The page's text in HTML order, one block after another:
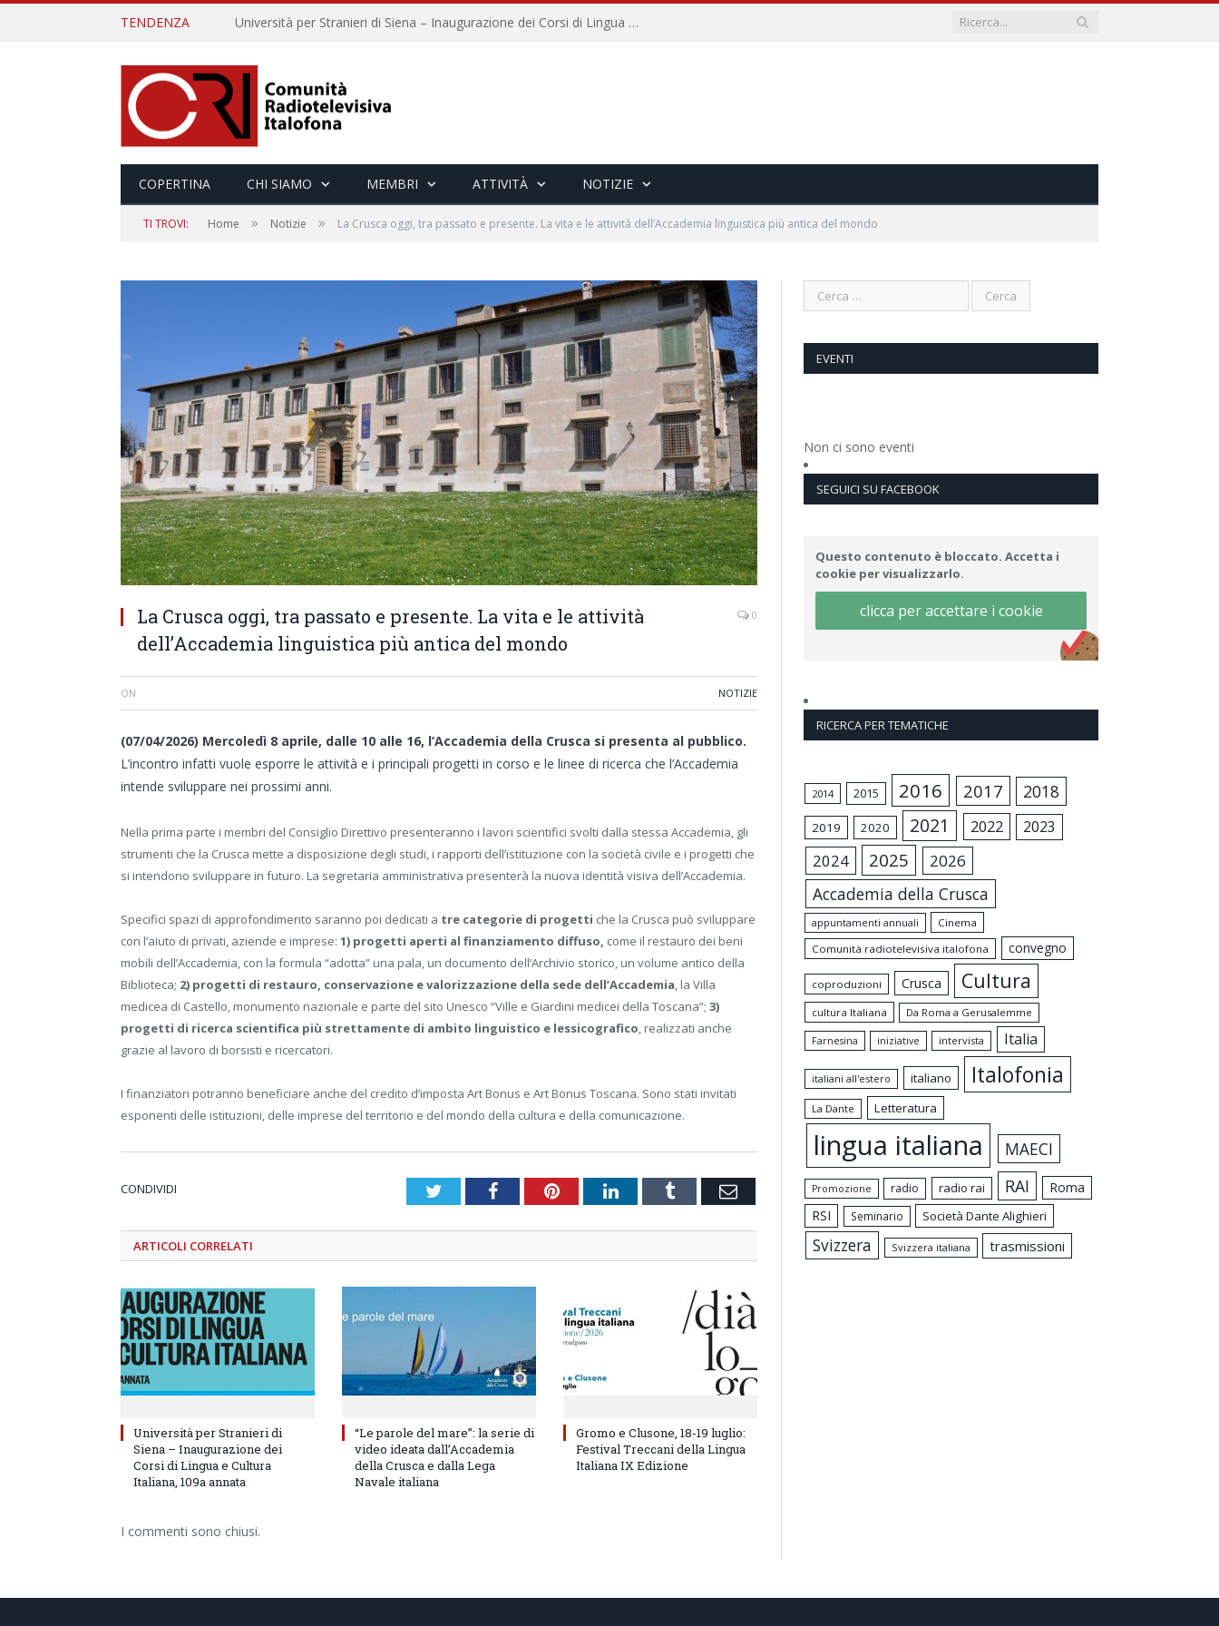
TENDENZA Università per Stranieri di Siena – Inaugurazione dei Corsi di Lingua e Cultura Italiana, 109a annata
COPERTINA CHI SIAMO MEMBRI ATTIVITÀ NOTIZIE
TI TROVI: Home » Notizie » La Crusca oggi, tra passato e presente. La vita e le attività dell’Accademia linguistica più antica del mondo
La Crusca oggi, tra passato e presente. La vita e le attività
dell’Accademia linguistica più antica del mondo
0
ON NOTIZIE
(07/04/2026) Mercoledì 8 aprile, dalle 10 alle 16, l’Accademia della Crusca si presenta al pubblico.
L’incontro infatti vuole esporre le attività e i principali progetti in corso e le linee di ricerca che l’Accademia
intende sviluppare nei prossimi anni.
Nella prima parte i membri del Consiglio Direttivo presenteranno i lavori scientifici svolti dalla stessa Accademia, gli
strumenti che la Crusca mette a disposizione degli studi, i rapporti dell’istituzione con la società civile e i progetti che
si intendono sviluppare in futuro. La segretaria amministrativa presenterà la nuova identità visiva dell’Accademia.
Specifici spazi di approfondimento saranno poi dedicati a tre categorie di progetti che la Crusca può sviluppare
con l’aiuto di privati, aziende e imprese: 1) progetti aperti al finanziamento diffuso, come il restauro dei beni
mobili dell’Accademia, con la formula “adotta” una pala, un documento dell’Archivio storico, un volume antico della
Biblioteca; 2) progetti di restauro, conservazione e valorizzazione della sede dell’Accademia, la Villa
medicea di Castello, monumento nazionale e parte del sito Unesco “Ville e Giardini medicei della Toscana”; 3)
progetti di ricerca scientifica più strettamente di ambito linguistico e lessicografico, realizzati anche
grazie al lavoro di borsisti e ricercatori.
I finanziatori potranno beneficiare anche del credito d’imposta Art Bonus e Art Bonus Toscana. Sono stati invitati
esponenti delle istituzioni, delle imprese del territorio e del mondo della cultura e della comunicazione.
CONDIVIDI TwitterFacebookPinterestLinkedInTumblr Email
ARTICOLI CORRELATI
Università per Stranieri di
Siena – Inaugurazione dei
Corsi di Lingua e Cultura
Italiana, 109a annata
“Le parole del mare”: la serie di
video ideata dall’Accademia
della Crusca e dalla Lega
Navale italiana
Gromo e Clusone, 18-19 luglio:
Festival Treccani della Lingua
Italiana IX Edizione
I commenti sono chiusi.
EVENTI
Non ci sono eventi
SEGUICI SU FACEBOOK
Questo contenuto è bloccato. Accetta i
cookie per visualizzarlo.
clicca per accettare i cookie
RICERCA PER TEMATICHE
2014 2015 2016 2017 2018
2019 2020 2021 2022 2023
2024 2025 2026
Accademia della Crusca
appuntamenti annuali
Cinema
Comunità radiotelevisiva italofona
convegno
coproduzioni Crusca Cultura
cultura Italiana Da Roma a Gerusalemme
Farnesina iniziative intervista Italia
italiani all'estero italiano Italofonia
La Dante Letteratura
lingua italiana MAECI
Promozione radio radio rai RAI
Roma
RSI
Seminario Società Dante Alighieri
Svizzera Svizzera italiana trasmissioni